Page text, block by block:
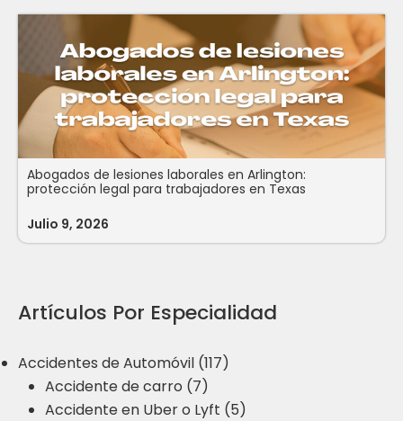
Abogados de lesiones laborales en Arlington:
protección legal para trabajadores en Texas
Julio 9, 2026
Artículos Por Especialidad
Accidentes de Automóvil (117)
Accidente de carro (7)
Accidente en Uber o Lyft (5)